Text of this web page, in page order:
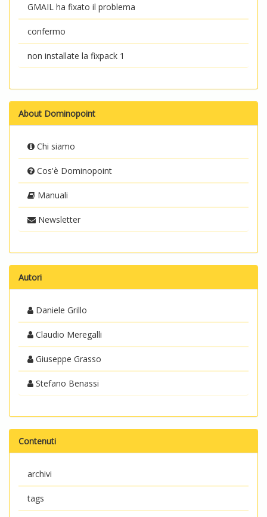
GMAIL ha fixato il problema
confermo
non installate la fixpack 1
About Dominopoint
Chi siamo
Cos'è Dominopoint
Manuali
Newsletter
Autori
Daniele Grillo
Claudio Meregalli
Giuseppe Grasso
Stefano Benassi
Contenuti
archivi
tags